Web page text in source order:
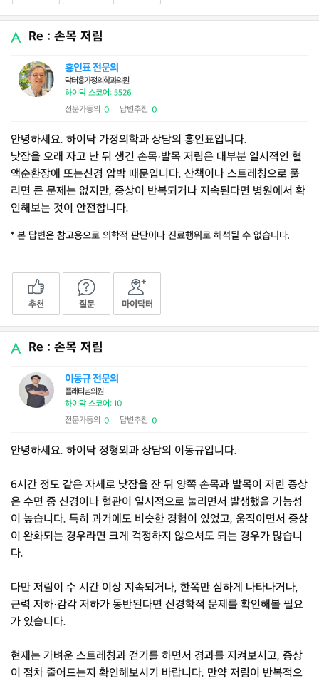
Re : 손목 저림
홍인표 전문의
닥터홍가정의학과의원
하이닥 스코어: 5526
전문가동의 0 답변추천 0
안녕하세요. 하이닥 가정의학과 상담의 홍인표입니다.
낮잠을 오래 자고 난 뒤 생긴 손목·발목 저림은 대부분 일시적인 혈
액순환장애 또는신경 압박 때문입니다. 산책이나 스트레칭으로 풀
리면 큰 문제는 없지만, 증상이 반복되거나 지속된다면 병원에서 확
인해보는 것이 안전합니다.
* 본 답변은 참고용으로 의학적 판단이나 진료행위로 해석될 수 없습니다.
추천 질문 마이닥터
Re : 손목 저림
이동규 전문의
플래티넘의원
하이닥 스코어: 10
전문가동의 0 답변추천 0
안녕하세요. 하이닥 정형외과 상담의 이동규입니다.
6시간 정도 같은 자세로 낮잠을 잔 뒤 양쪽 손목과 발목이 저린 증상
은 수면 중 신경이나 혈관이 일시적으로 눌리면서 발생했을 가능성
이 높습니다. 특히 과거에도 비슷한 경험이 있었고, 움직이면서 증상
이 완화되는 경우라면 크게 걱정하지 않으셔도 되는 경우가 많습니
다.
다만 저림이 수 시간 이상 지속되거나, 한쪽만 심하게 나타나거나,
근력 저하·감각 저하가 동반된다면 신경학적 문제를 확인해볼 필요
가 있습니다.
현재는 가벼운 스트레칭과 걷기를 하면서 경과를 지켜보시고, 증상
이 점차 줄어드는지 확인해보시기 바랍니다. 만약 저림이 반복적으